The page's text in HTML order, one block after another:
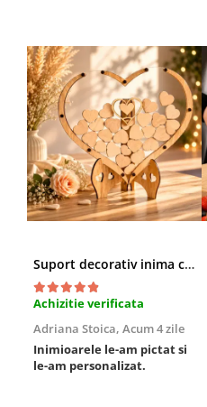
Suport decorativ inima cu mesaje, Cadou cu suflet
Achizitie verificata
Adriana Stoica, Acum 4 zile
Inimioarele le-am pictat si
le-am personalizat.